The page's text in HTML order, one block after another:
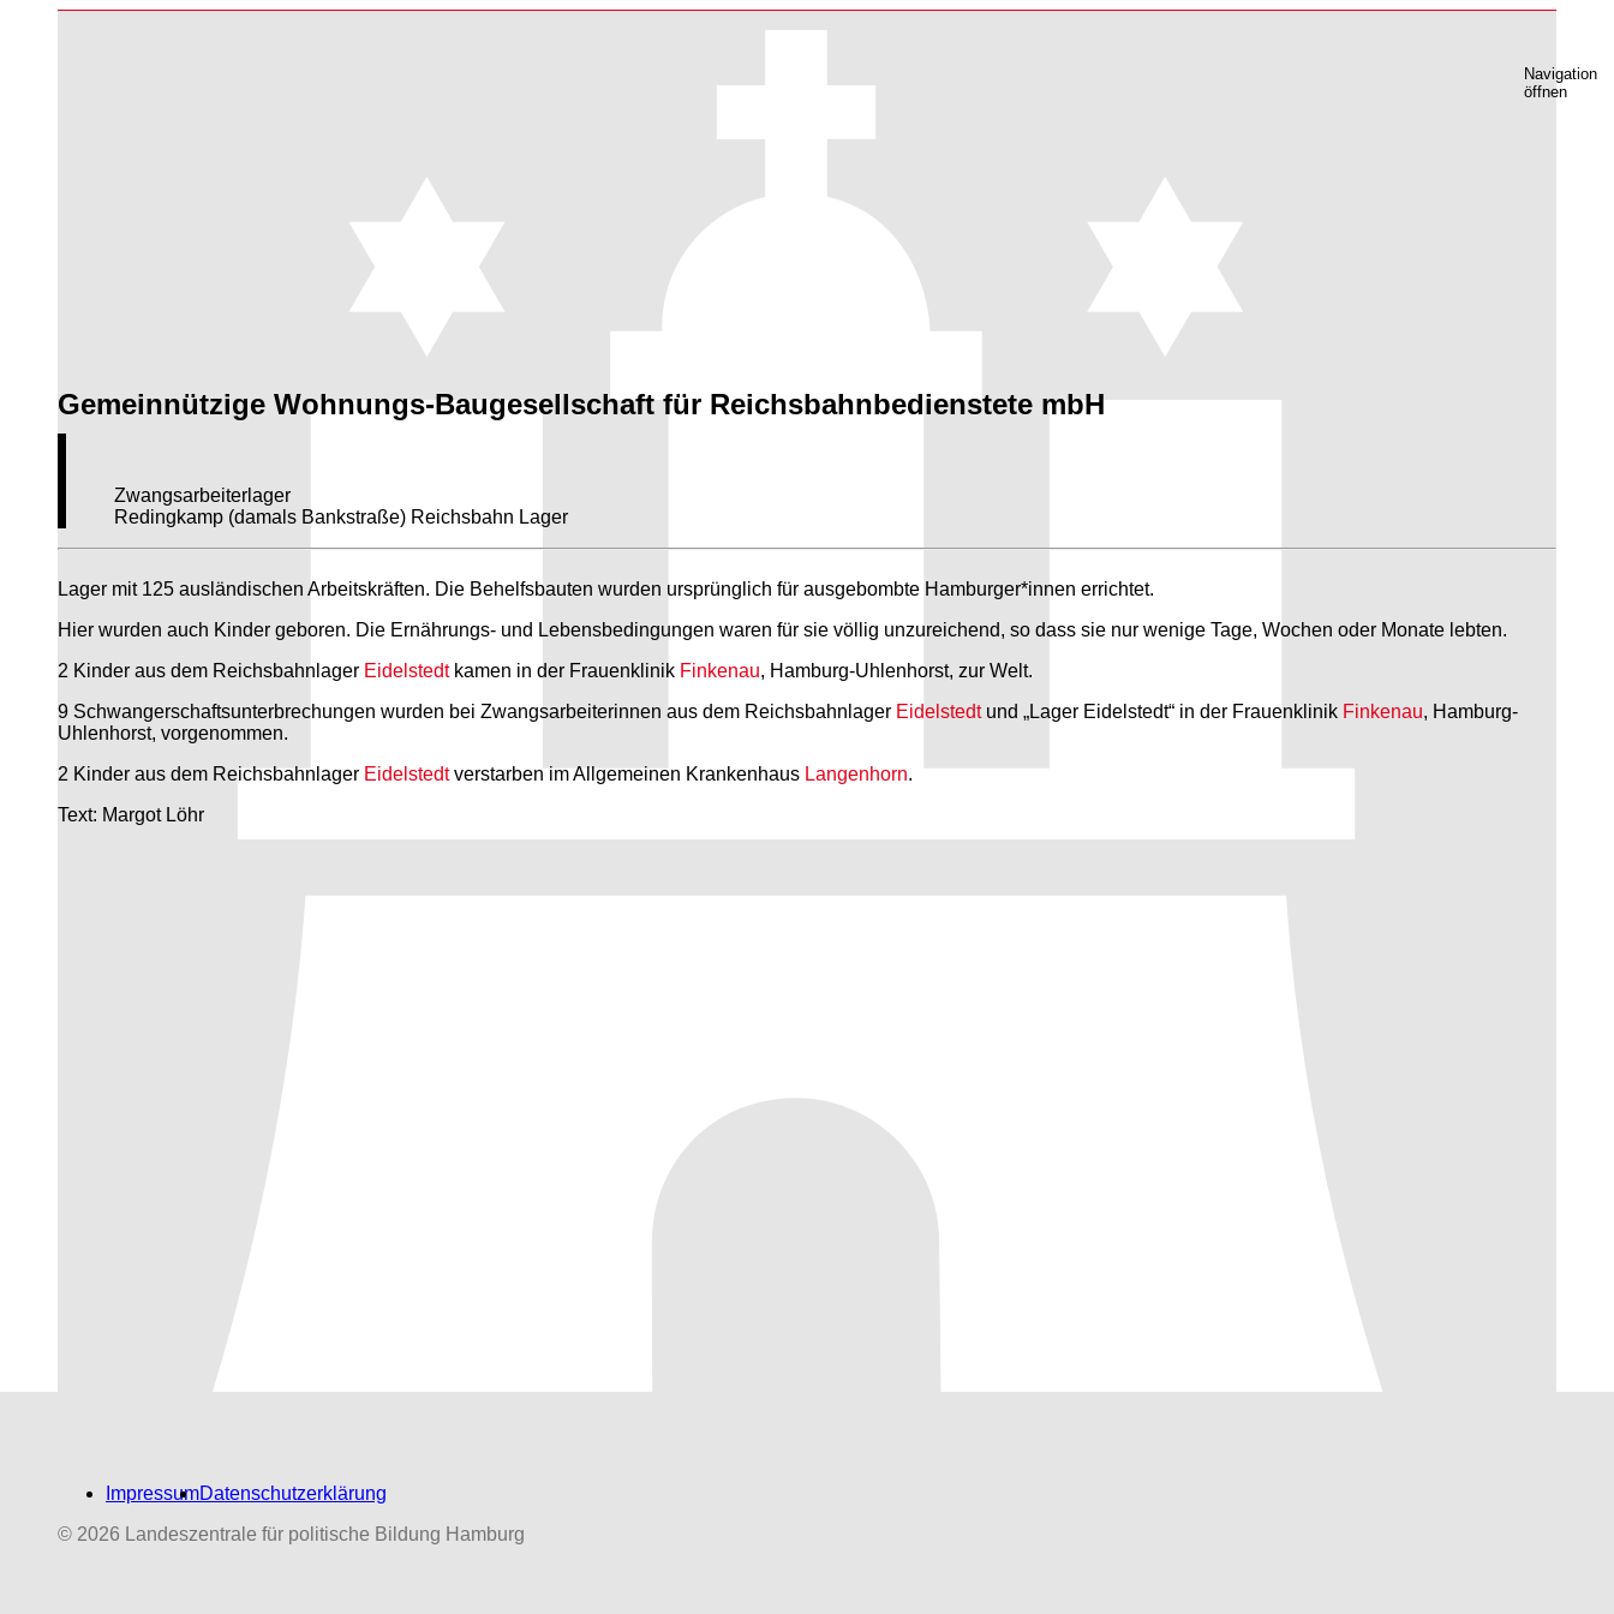
Navigation
öffnen
Gemeinnützige Wohnungs-Baugesellschaft für Reichsbahnbedienstete mbH
Zwangsarbeiterlager
Redingkamp (damals Bankstraße) Reichsbahn Lager
Lager mit 125 ausländischen Arbeitskräften. Die Behelfsbauten wurden ursprünglich für ausgebombte Hamburger*innen errichtet.
Hier wurden auch Kinder geboren. Die Ernährungs- und Lebensbedingungen waren für sie völlig unzureichend, so dass sie nur wenige Tage, Wochen oder Monate lebten.
2 Kinder aus dem Reichsbahnlager Eidelstedtkamen in der Frauenklinik Finkenau, Hamburg-Uhlenhorst, zur Welt.
9 Schwangerschaftsunterbrechungen wurden bei Zwangsarbeiterinnen aus dem Reichsbahnlager Eidelstedtund „Lager Eidelstedt“ in der Frauenklinik Finkenau, Hamburg-
Uhlenhorst, vorgenommen.
2 Kinder aus dem Reichsbahnlager Eidelstedtverstarben im Allgemeinen Krankenhaus Langenhorn.
Text: Margot Löhr
ImpressumDatenschutzerklärung
© 2026 Landeszentrale für politische Bildung Hamburg